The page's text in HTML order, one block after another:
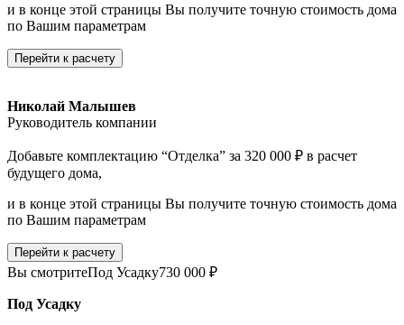
и в конце этой страницы Вы получите точную стоимость дома
по Вашим параметрам
Перейти к расчету
Николай Малышев
Руководитель компании
Добавьте комплектацию “Отделка” за 320 000 ₽ в расчет
будущего дома,
и в конце этой страницы Вы получите точную стоимость дома
по Вашим параметрам
Перейти к расчету
Вы смотритеПод Усадку730 000 ₽
Под Усадку